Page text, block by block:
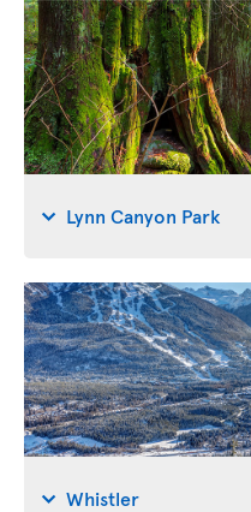
Lynn Canyon Park
Whistler